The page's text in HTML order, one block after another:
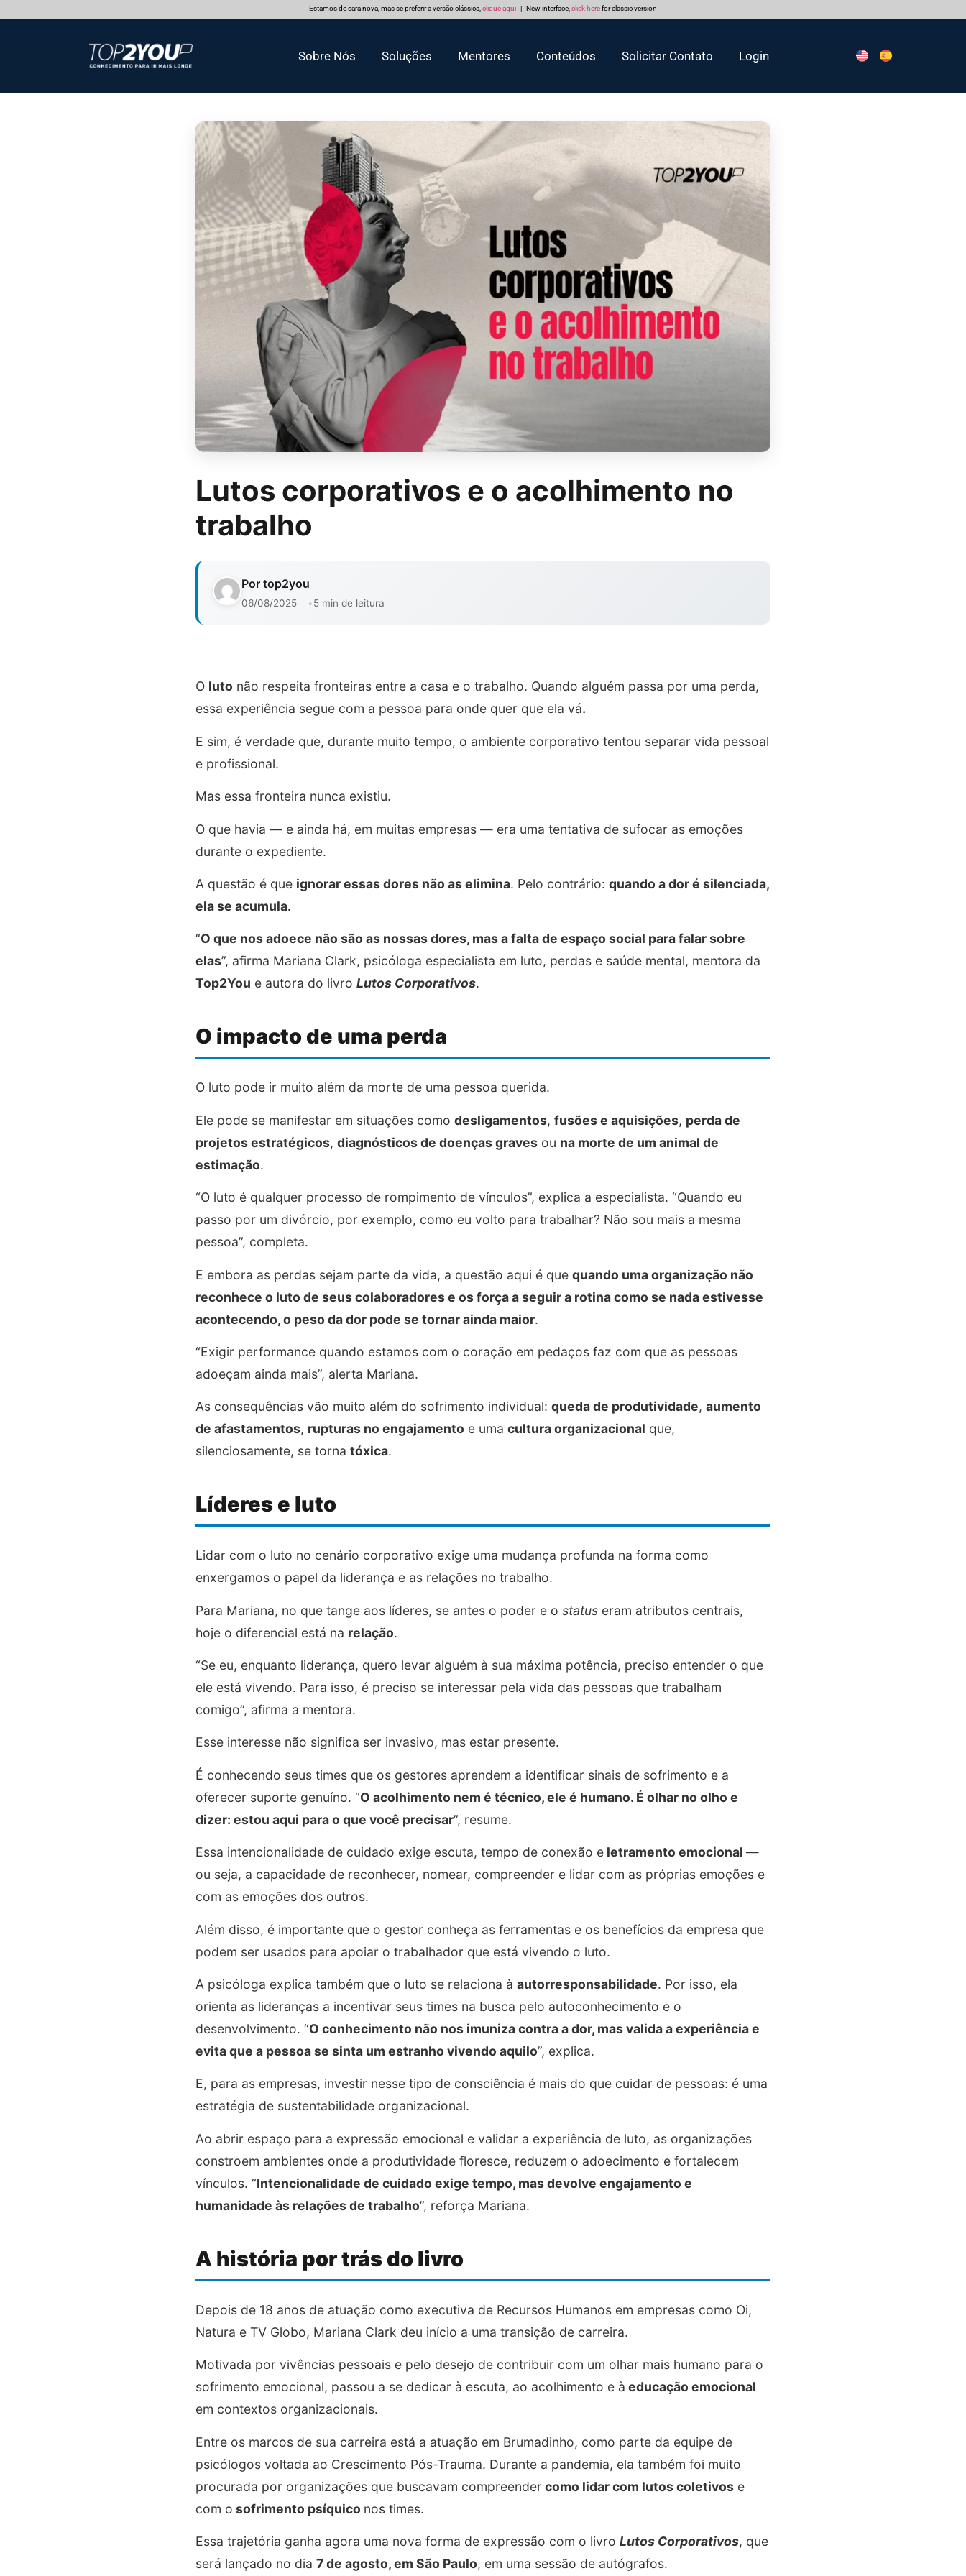
Estamos de cara nova, mas se preferir a versão clássica, clique aqui | New interface, click herefor classic version
Sobre Nós Soluções Mentores Conteúdos Solicitar Contato Login
Lutos corporativos e o acolhimento no
trabalho
Por top2you
06/08/2025 5 min de leitura
O luto não respeita fronteiras entre a casa e o trabalho. Quando alguém passa por uma perda,
essa experiência segue com a pessoa para onde quer que ela vá.
E sim, é verdade que, durante muito tempo, o ambiente corporativo tentou separar vida pessoal
e profissional.
Mas essa fronteira nunca existiu.
O que havia — e ainda há, em muitas empresas — era uma tentativa de sufocar as emoções
durante o expediente.
A questão é que ignorar essas dores não as elimina. Pelo contrário: quando a dor é silenciada,
ela se acumula.
“O que nos adoece não são as nossas dores, mas a falta de espaço social para falar sobre
elas”, afirma Mariana Clark, psicóloga especialista em luto, perdas e saúde mental, mentora da
Top2You e autora do livro Lutos Corporativos.
O impacto de uma perda
O luto pode ir muito além da morte de uma pessoa querida.
Ele pode se manifestar em situações como desligamentos, fusões e aquisições, perda de
projetos estratégicos, diagnósticos de doenças graves ou na morte de um animal de
estimação.
“O luto é qualquer processo de rompimento de vínculos”, explica a especialista. “Quando eu
passo por um divórcio, por exemplo, como eu volto para trabalhar? Não sou mais a mesma
pessoa”, completa.
E embora as perdas sejam parte da vida, a questão aqui é que quando uma organização não
reconhece o luto de seus colaboradores e os força a seguir a rotina como se nada estivesse
acontecendo, o peso da dor pode se tornar ainda maior.
“Exigir performance quando estamos com o coração em pedaços faz com que as pessoas
adoeçam ainda mais”, alerta Mariana.
As consequências vão muito além do sofrimento individual: queda de produtividade, aumento
de afastamentos, rupturas no engajamento e uma cultura organizacional que,
silenciosamente, se torna tóxica.
Líderes e luto
Lidar com o luto no cenário corporativo exige uma mudança profunda na forma como
enxergamos o papel da liderança e as relações no trabalho.
Para Mariana, no que tange aos líderes, se antes o poder e o status eram atributos centrais,
hoje o diferencial está na relação.
“Se eu, enquanto liderança, quero levar alguém à sua máxima potência, preciso entender o que
ele está vivendo. Para isso, é preciso se interessar pela vida das pessoas que trabalham
comigo”, afirma a mentora.
Esse interesse não significa ser invasivo, mas estar presente.
É conhecendo seus times que os gestores aprendem a identificar sinais de sofrimento e a
oferecer suporte genuíno. “O acolhimento nem é técnico, ele é humano. É olhar no olho e
dizer: estou aqui para o que você precisar”, resume.
Essa intencionalidade de cuidado exige escuta, tempo de conexão e letramento emocional —
ou seja, a capacidade de reconhecer, nomear, compreender e lidar com as próprias emoções e
com as emoções dos outros.
Além disso, é importante que o gestor conheça as ferramentas e os benefícios da empresa que
podem ser usados para apoiar o trabalhador que está vivendo o luto.
A psicóloga explica também que o luto se relaciona à autorresponsabilidade. Por isso, ela
orienta as lideranças a incentivar seus times na busca pelo autoconhecimento e o
desenvolvimento. “O conhecimento não nos imuniza contra a dor, mas valida a experiência e
evita que a pessoa se sinta um estranho vivendo aquilo”, explica.
E, para as empresas, investir nesse tipo de consciência é mais do que cuidar de pessoas: é uma
estratégia de sustentabilidade organizacional.
Ao abrir espaço para a expressão emocional e validar a experiência de luto, as organizações
constroem ambientes onde a produtividade floresce, reduzem o adoecimento e fortalecem
vínculos. “Intencionalidade de cuidado exige tempo, mas devolve engajamento e
humanidade às relações de trabalho”, reforça Mariana.
A história por trás do livro
Depois de 18 anos de atuação como executiva de Recursos Humanos em empresas como Oi,
Natura e TV Globo, Mariana Clark deu início a uma transição de carreira.
Motivada por vivências pessoais e pelo desejo de contribuir com um olhar mais humano para o
sofrimento emocional, passou a se dedicar à escuta, ao acolhimento e à educação emocional
em contextos organizacionais.
Entre os marcos de sua carreira está a atuação em Brumadinho, como parte da equipe de
psicólogos voltada ao Crescimento Pós-Trauma. Durante a pandemia, ela também foi muito
procurada por organizações que buscavam compreender como lidar com lutos coletivos e
com o sofrimento psíquico nos times.
Essa trajetória ganha agora uma nova forma de expressão com o livro Lutos Corporativos, que
será lançado no dia 7 de agosto, em São Paulo, em uma sessão de autógrafos.